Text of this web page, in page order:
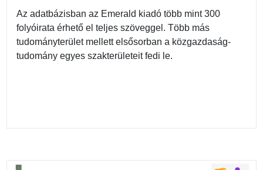
Az adatbázisban az Emerald kiadó több mint 300
folyóirata érhető el teljes szöveggel. Több más
tudományterület mellett elsősorban a közgazdaság-
tudomány egyes szakterületeit fedi le.